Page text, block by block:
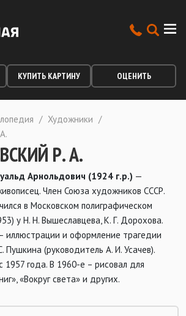
КУПИТЬ КАРТИНУ ОЦЕНИТЬ
/ Художники /
Р. А.
Арнольдович (1924 г.р.) —
Член Союза художников СССР.
в Московском полиграфическом
у Н. Н. Вышеславцева, К. Г. Дорохова.
иллюстрации и оформление трагедии
Пушкина (руководитель А. И. Усачев).
1957 года. В 1960-е – рисовал для
«Вокруг света» и других.